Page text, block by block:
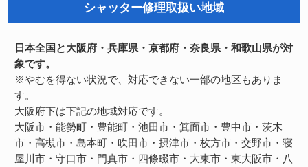
シャッター修理取扱い地域
日本全国と大阪府・兵庫県・京都府・奈良県・和歌山県が対
象です。
※やむを得ない状況で、対応できない一部の地区もありま
す。
大阪府下は下記の地域対応です。
大阪市・能勢町・豊能町・池田市・箕面市・豊中市・茨木
市・高槻市・島本町・吹田市・摂津市・枚方市・交野市・寝
屋川市・守口市・門真市・四條畷市・大東市・東大阪市・八